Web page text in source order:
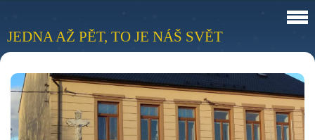
JEDNA AŽ PĚT, TO JE NÁŠ SVĚT